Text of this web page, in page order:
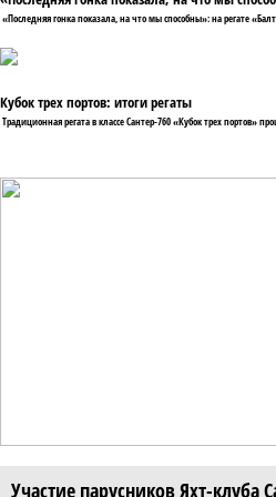
«Последняя гонка показала, на что мы способны»: на регате
Кубок трех портов: итоги регаты
Традиционная регата в классе Сантер-760 «Кубок трех портов»
Участие парусников Яхт-клуба